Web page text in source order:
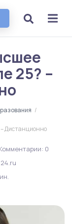
25? –
/
– Дистанционно
0